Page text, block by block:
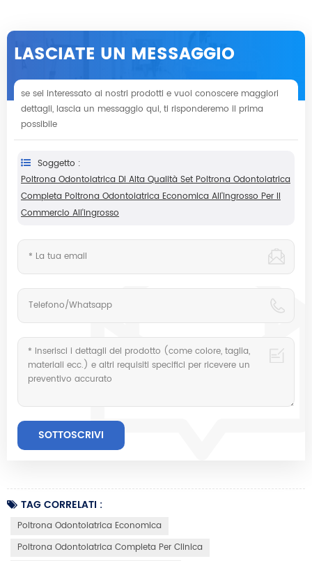
LASCIATE UN MESSAGGIO
se sei interessato ai nostri prodotti e vuoi conoscere maggiori
dettagli, lascia un messaggio qui, ti risponderemo il prima
possibile
Soggetto :
Poltrona Odontoiatrica Di Alta Qualità Set Poltrona Odontoiatrica
Completa Poltrona Odontoiatrica Economica All'ingrosso Per Il
Commercio All'ingrosso
TAG CORRELATI :
Poltrona Odontoiatrica Economica
Poltrona Odontoiatrica Completa Per Clinica